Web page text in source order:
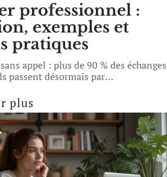
professionnel :
exemples et
pratiques
appel : plus de 90 % des échanges
passent désormais par…
plus